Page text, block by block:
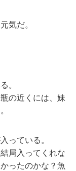
気だ。
。
の近くには、妹
っている。
局入ってくれな
ったのかな？魚